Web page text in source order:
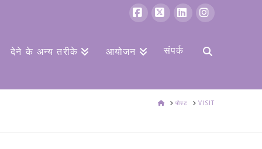
देने के अन्य तरीके आयोजन संपर्क
घर पोस्ट VISIT